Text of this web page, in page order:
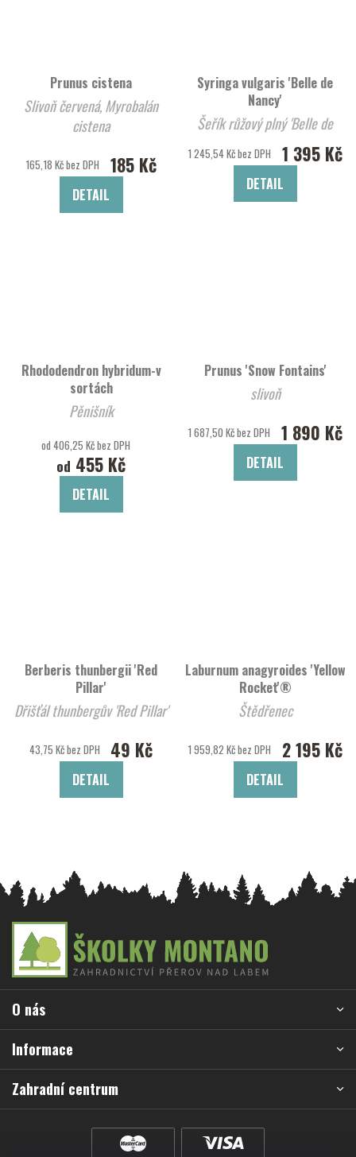
Prunus cistena
Slivoň červená, Myrobalán
cistena
165,18 Kč bez DPH 185 Kč
DETAIL
Syringa vulgaris 'Belle de
Nancy'
Šeřík růžový plný 'Belle de
1 245,54 Kč bez DPH 1 395 Kč
DETAIL
Rhododendron hybridum-v
sortách
Pěnišník
od 406,25 Kč bez DPH
od 455 Kč
DETAIL
Prunus 'Snow Fontains'
slivoň
1 687,50 Kč bez DPH 1 890 Kč
DETAIL
Berberis thunbergii 'Red
Pillar'
Dřišťál thunbergův 'Red Pillar'
43,75 Kč bez DPH 49 Kč
DETAIL
Laburnum anagyroides 'Yellow
Rocket'®
Štědřenec
1 959,82 Kč bez DPH 2 195 Kč
DETAIL
a
í
O nás
Informace
Zahradní centrum